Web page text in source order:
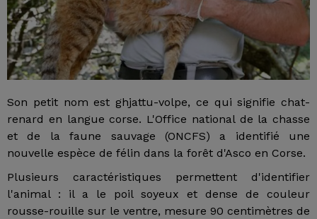
Son petit nom est ghjattu-volpe, ce qui signifie chat-
renard en langue corse. L'Office national de la chasse
et de la faune sauvage (ONCFS) a identifié une
nouvelle espèce de félin dans la forêt d'Asco en Corse.
Plusieurs caractéristiques permettent d'identifier
l'animal : il a le poil soyeux et dense de couleur
rousse-rouille sur le ventre, mesure 90 centimètres de